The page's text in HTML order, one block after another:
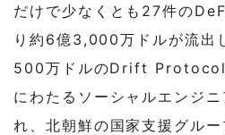
だけで少なくとも27件の
り約6億3,000万ドルが流出
500万ドルのDrift Protocol
にわたるソーシャルエンジ
れ、北朝鮮の国家支援グル